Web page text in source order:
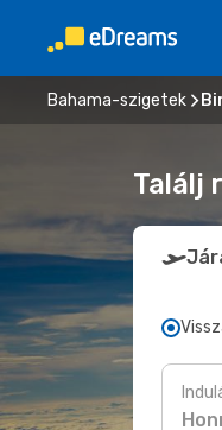
Bahama-szigetek
Találj